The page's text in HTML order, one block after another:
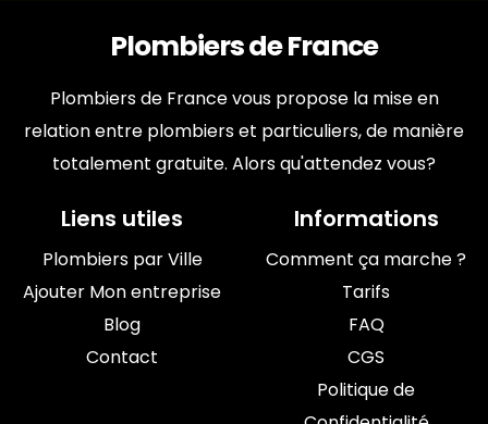
Plombiers de France
Plombiers de France vous propose la mise en
relation entre plombiers et particuliers, de manière
totalement gratuite. Alors qu'attendez vous?
Liens utiles
Plombiers par Ville
Ajouter Mon entreprise
Blog
Contact
Informations
Comment ça marche ?
Tarifs
FAQ
CGS
Politique de